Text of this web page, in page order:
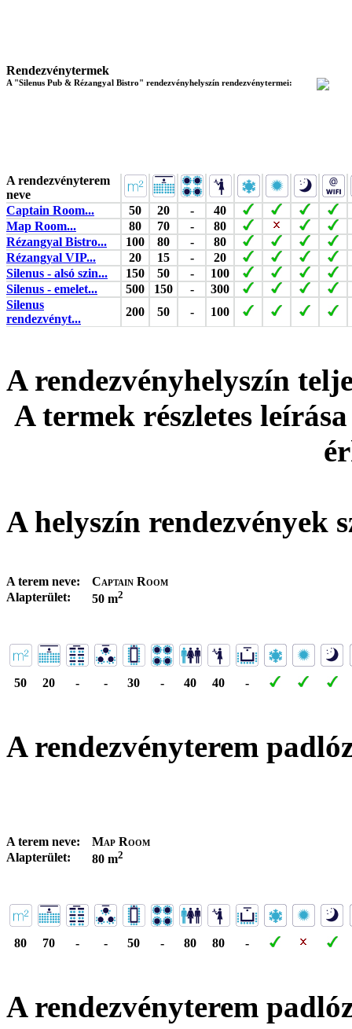
Rendezvénytermek
A "Silenus Pub & Rézangyal Bistro" rendezvényhelyszín rendezvénytermei:
A rendezvényterem
neve
Captain Room...
50 20 -
40
Map Room...
80 70 -
80
Rézangyal Bistro...
100 80 -
80
Rézangyal VIP...
20 15 -
20
Silenus - alsó szin...
150 50 -
100
Silenus - emelet...
500 150 -
300
Silenus
rendezvényt...
200 50 - 100
A rendezvényhelyszín
A termek részletes
A helyszín rendezvények
A terem neve:
Captain Room
Alapterület:
50 m2
50 20 - - 30 - 40 40 -
A rendezvényterem
A terem neve:
Map Room
Alapterület:
80 m2
80 70 - - 50 - 80 80 -
A rendezvényterem